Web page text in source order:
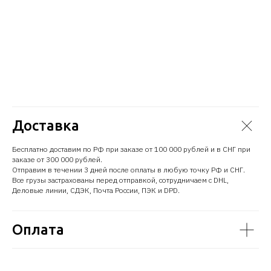
Доставка
Бесплатно доставим по РФ при заказе от 100 000 рублей и в СНГ при
заказе от 300 000 рублей.
Отправим в течении 3 дней после оплаты в любую точку РФ и СНГ.
Все грузы застрахованы перед отправкой, сотрудничаем с DHL,
Деловые линии, СДЭК, Почта России, ПЭК и DPD.
Оплата